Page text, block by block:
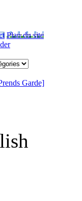
Plan du site
Garde]